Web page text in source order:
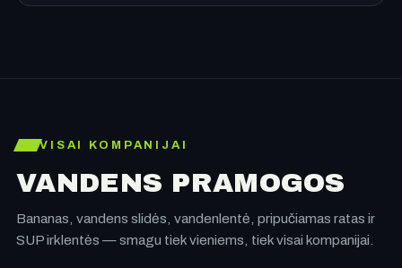
VISAI KOMPANIJAI
VANDENS PRAMOGOS
Bananas, vandens slidės, vandenlentė, pripučiamas ratas ir
SUP irklentės — smagu tiek vieniems, tiek visai kompanijai.